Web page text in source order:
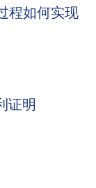
程如何实现
证明